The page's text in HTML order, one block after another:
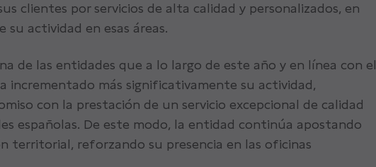
clientes por servicios de alta calidad y personalizados, en
su actividad en esas áreas.
de las entidades que a lo largo de este año y en línea con el
incrementado más significativamente su actividad,
con la prestación de un servicio excepcional de calidad
españolas. De este modo, la entidad continúa apostando
territorial, reforzando su presencia en las oficinas